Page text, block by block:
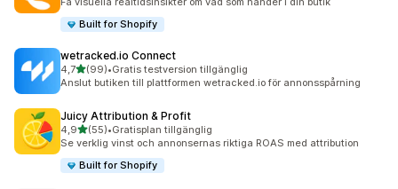
Built for Shopify
wetracked.io Connect
4,7av 5 stjärnor
(99)
99 recensioner totalt
•Gratis testversion tillgänglig
Anslut butiken till plattformen wetracked.io för annonsspårning
Juicy Attribution & Profit
4,9av 5 stjärnor
(55)
55 recensioner totalt
•Gratisplan tillgänglig
Se verklig vinst och annonsernas riktiga ROAS med attribution
Built for Shopify